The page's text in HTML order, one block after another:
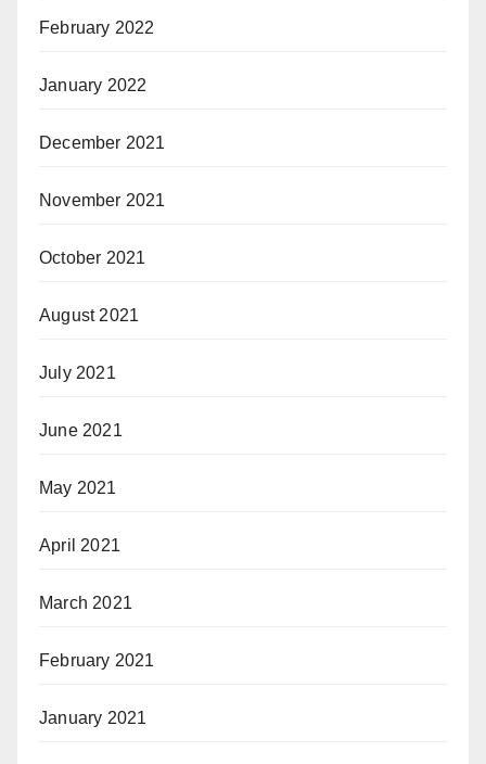
February 2022
January 2022
December 2021
November 2021
October 2021
August 2021
July 2021
June 2021
May 2021
April 2021
March 2021
February 2021
January 2021